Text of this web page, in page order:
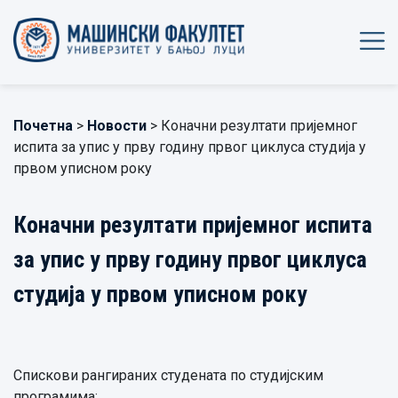
Почетна > Новости > Коначни резултати пријемног
испита за упис у прву годину првог циклуса студија у
првом уписном року
Коначни резултати пријемног испита
за упис у прву годину првог циклуса
студија у првом уписном року
Спискови рангираних студената по студијским